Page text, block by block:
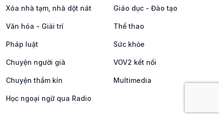
Xóa nhà tạm, nhà dột nát Giáo dục - Đào tạo
Văn hóa - Giải trí Thể thao
Pháp luật Sức khỏe
Chuyện người già VOV2 kết nối
Chuyện thầm kín Multimedia
Học ngoại ngữ qua Radio